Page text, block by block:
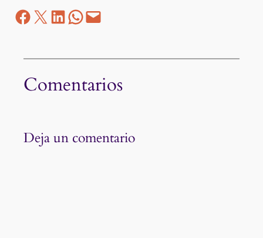
Facebook
Z LinkedIn
WhatsApp
correo electrónico
Comentarios
Deja un comentario